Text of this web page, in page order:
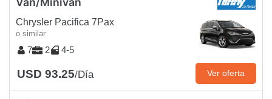
Chrysler Pacifica 7Pax
o similar
7 2 4-5
USD 93.25/Día Ver oferta